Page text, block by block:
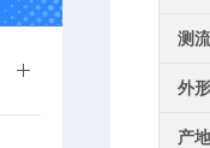
测
外
产地